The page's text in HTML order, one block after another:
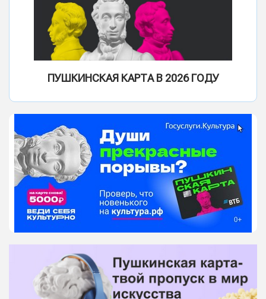
ПУШКИНСКАЯ КАРТА В 2026 ГОДУ